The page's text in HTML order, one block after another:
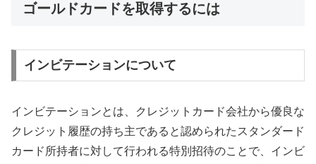
ゴールドカードを取得するには
インビテーションについて
インビテーションとは、クレジットカード会社から優良な
クレジット履歴の持ち主であると認められたスタンダード
カード所持者に対して行われる特別招待のことで、インビ